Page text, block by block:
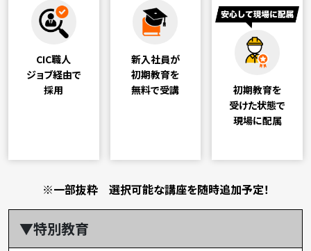
CIC職人
ジョブ経由で
採用
新入社員が
初期教育を
無料で受講
初期教育を
受けた状態で
現場に配属
※一部抜粋 選択可能な講座を随時追加予定！
▼特別教育